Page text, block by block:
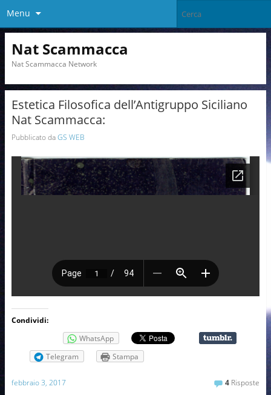
Menu
Nat Scammacca
Nat Scammacca Network
Estetica Filosofica dell’Antigruppo Siciliano
Nat Scammacca:
Pubblicato daGS WEB
Condividi:
WhatsApp
Telegram
Stampa
febbraio 3, 2017 4 Risposte